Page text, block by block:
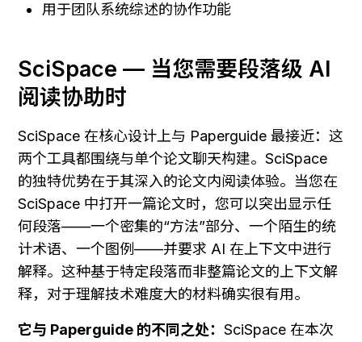
用于团队系统综述的协作功能
SciSpace — 当您需要段落级 AI
阅读协助时
SciSpace 在核心设计上与 Paperguide 最接近：这
两个工具都围绕与单个论文聊天构建。SciSpace
的独特优势在于其深入的论文内阅读体验。当您在
SciSpace 中打开一篇论文时，您可以突出显示任
何段落——一个密集的“方法”部分、一个陌生的统
计术语、一个图例——并要求 AI 在上下文中进行
解释。这种基于特定段落而非整篇论文的上下文解
释，对于理解技术难度大的材料确实很有用。
它与 Paperguide 的不同之处： SciSpace 在本次